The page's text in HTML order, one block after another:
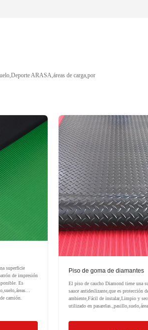
ARASA,áreas de carga,por
superficie
de impresión
Es
camión.
Piso de goma de diamantes
El piso de caucho Diamond tiene una
sauce antideslizante,que es protección
ambiente,Fácil de instalar,Limpio y
utilizado en